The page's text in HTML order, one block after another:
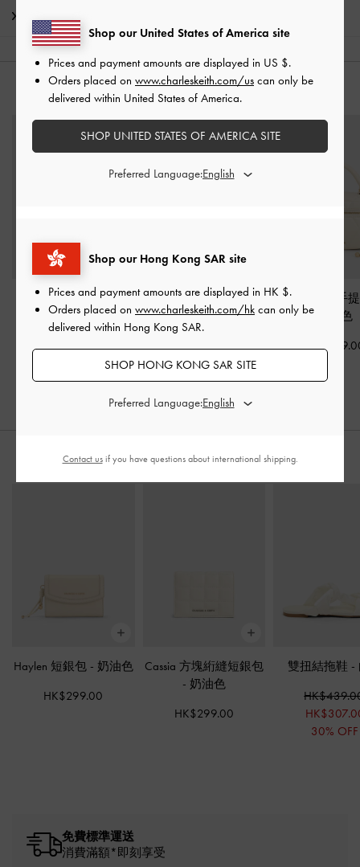
猜你喜歡
Reese 腋下包-奶油色
HK$539.00
Reese 肩背包-奶油色
HK$599.00
Arwen 菱格手
奶油色
推薦搭配
Haylen 短銀包 - 奶油色
HK$299.00
Cassia 方塊絎縫短銀包
- 奶油色
HK$299.00
雙扭結拖鞋 -
30% OFF
免費標準運送
消費滿額*即刻享受
Shop our Hong Kong SAR site
Prices and payment amounts are displayed in HK $.
Orders placed on www.charleskeith.com/hk can only be
delivered within Hong Kong SAR.
SHOP HONG KONG SAR SITE
Preferred Language:
Shop our United States of America site
Prices and payment amounts are displayed in US $.
Orders placed on www.charleskeith.com/us can only be
delivered within United States of America.
SHOP UNITED STATES OF AMERICA SITE
Preferred Language:
Contact usif you have questions about international shipping.